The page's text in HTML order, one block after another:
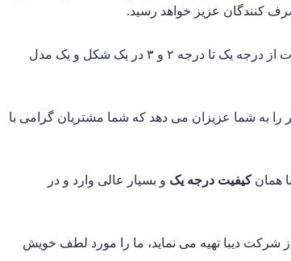
کنندگان عزیز خواهد رسید.
اما این نکته بسیار حائز اهمیت می باشد که محصولاتی که در کشور چین تولید می گردد دارای رتبه بندی های متنوع از لحاظ کیفیت می باشند و این محصولات از درجه یک تا درجه ۲ و ۳ در یک شکل و یک مدل
را به شما عزیزان می دهد که شما مشتریان گرامی با
همان کیفیت درجه یک و بسیار عالی وارد و در
شرکت دیبا تهیه می نماید، ما را مورد لطف خویش